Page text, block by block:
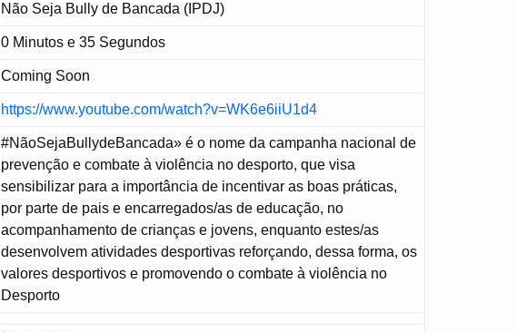
Não Seja Bully de Bancada (IPDJ)
0 Minutos e 35 Segundos
Coming Soon
https://www.youtube.com/watch?v=WK6e6iiU1d4
#NãoSejaBullydeBancada» é o nome da campanha nacional de
prevenção e combate à violência no desporto, que visa
sensibilizar para a importância de incentivar as boas práticas,
por parte de pais e encarregados/as de educação, no
acompanhamento de crianças e jovens, enquanto estes/as
desenvolvem atividades desportivas reforçando, dessa forma, os
valores desportivos e promovendo o combate à violência no
Desporto